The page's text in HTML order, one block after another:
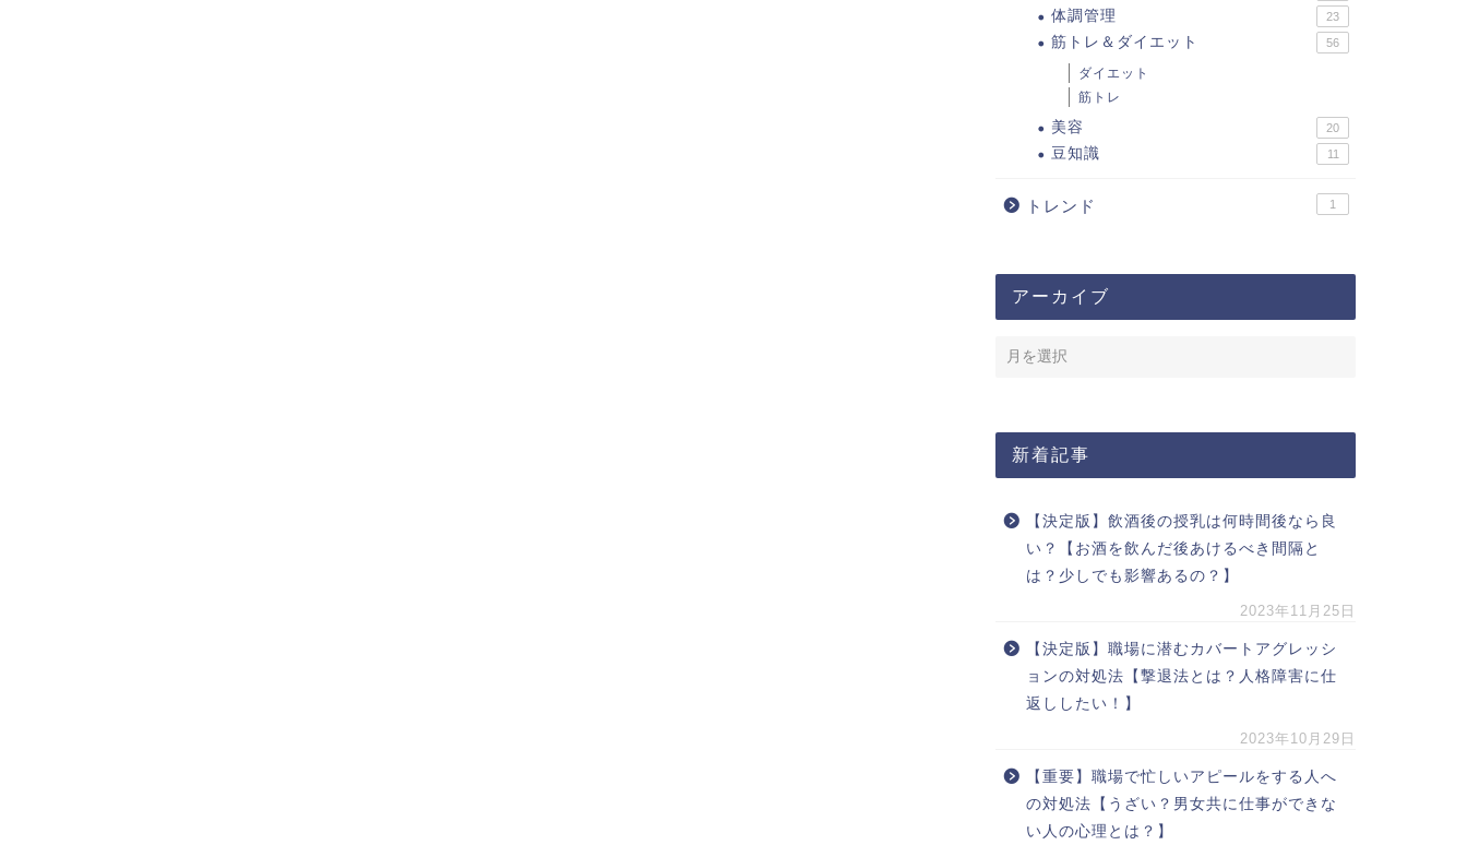
体調管理 23
筋トレ＆ダイエット 56
ダイエット
筋トレ
美容 20
豆知識 11
トレンド 1
アーカイブ
新着記事
【決定版】飲酒後の授乳は何時間後なら良
い？【お酒を飲んだ後あけるべき間隔と
は？少しでも影響あるの？】
2023年11月25日
【決定版】職場に潜むカバートアグレッシ
ョンの対処法【撃退法とは？人格障害に仕
返ししたい！】
2023年10月29日
【重要】職場で忙しいアピールをする人へ
の対処法【うざい？男女共に仕事ができな
い人の心理とは？】